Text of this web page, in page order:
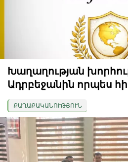
Խաղաղության
Ադրբեջանին որպես
ՔԱՂԱՔԱԿԱՆՈՒԹՅՈՒՆ